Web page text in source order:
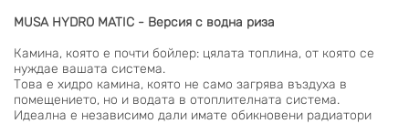
MUSA HYDRO MATIC - Версия с водна риза
Камина, която е почти бойлер: цялата топлина, от която се
нуждае вашата система.
Това е хидро камина, която не само загрява въздуха в
помещението, но и водата в отоплителната система.
Идеална е независимо дали имате обикновени радиатори